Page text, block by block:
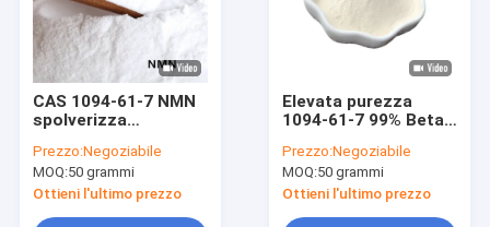
CAS 1094-61-7 NMN
spolverizza
rinforza l'immunità
Prezzo:Negoziabile
MOQ:50 grammi
Ottieni l'ultimo prezzo
Elevata purezza
1094-61-7 99% Beta
Mononucleotide
Powder NMN
Prezzo:Negoziabile
MOQ:50 grammi
Ottieni l'ultimo prezzo